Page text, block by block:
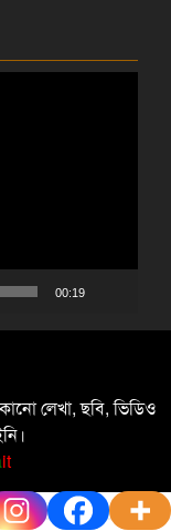
00:19
লেখা, ছবি, ভিডিও
it